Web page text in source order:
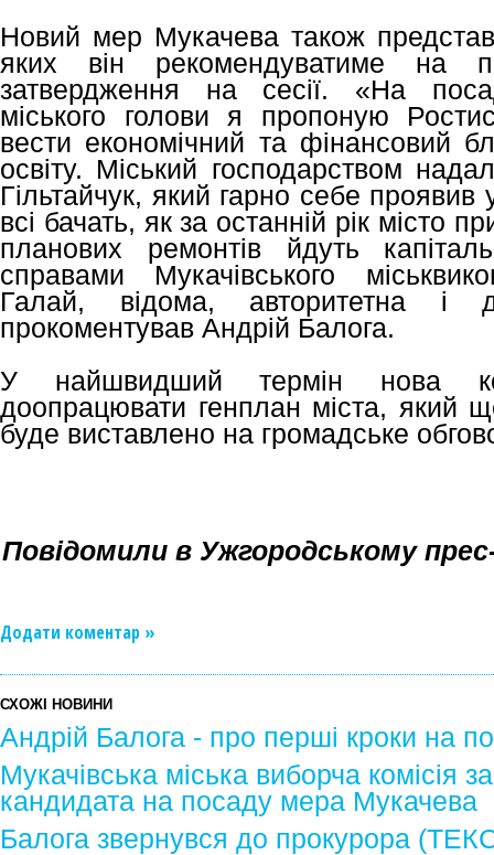
Новий мер Мукачева також
яких він рекомендуватиме на
затвердження на сесії. «На
міського голови я пропоную
вести економічний та фінансовий
освіту. Міський господарством
Гільтайчук, який гарно себе
всі бачать, як за останній рік місто
планових ремонтів йдуть
справами Мукачівського
Галай, відома, авторитетна і
прокоментував Андрій Балога.
У найшвидший термін нова
доопрацювати генплан міста, який
буде виставлено на громадське
Повідомили в Ужгородському
Додати коментар »
СХОЖІ НОВИНИ
Андрій Балога - про перші кроки на
Мукачівська міська виборча комісія
кандидата на посаду мера Мукачева
Балога звернувся до прокурора